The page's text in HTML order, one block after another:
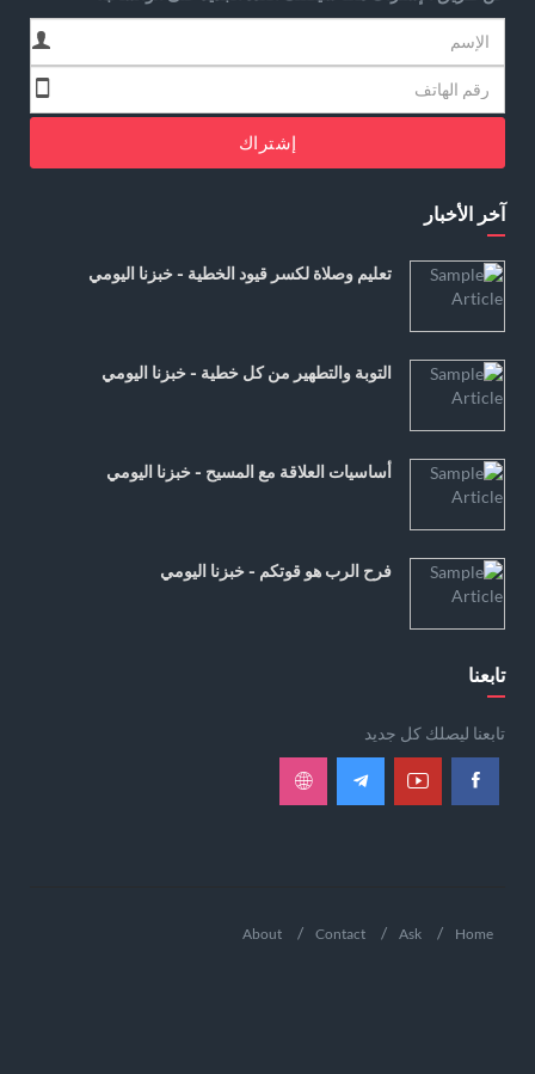
إشتراك
آخر الأخبار
تعليم وصلاة لكسر قيود الخطية - خبزنا اليومي
التوبة والتطهير من كل خطية - خبزنا اليومي
أساسيات العلاقة مع المسيح - خبزنا اليومي
فرح الرب هو قوتكم - خبزنا اليومي
تابعنا
تابعنا ليصلك كل جديد
Home
Ask
Contact
About